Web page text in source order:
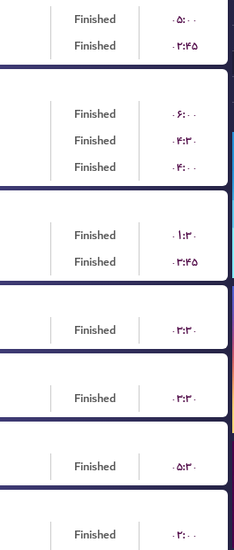
Finished
۰۵:۰۰
Finished ۰۲:۴۵
Finished
۰۶:۰۰
Finished
۰۴:۳۰
Finished ۰۴:۰۰
Finished
۰۱:۳۰
Finished ۰۳:۴۵
Finished ۰۳:۳۰
Finished ۰۳:۳۰
Finished ۰۵:۳۰
Finished
۰۲:۰۰